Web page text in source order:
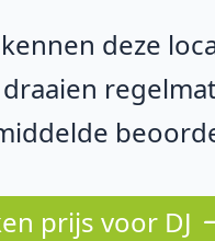
deze
prijs voor DJ